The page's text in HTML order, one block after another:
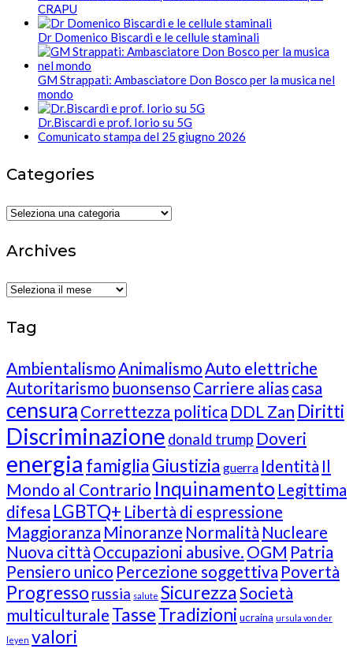
CRAPU
Dr Domenico Biscardi e le cellule staminali
GM Strappati: Ambasciatore Don Bosco per la musica nel
mondo
Dr.Biscardi e prof. Iorio su 5G
Comunicato stampa del 25 giugno 2026
Categories
Categories
Archives
Archives
Tag
Ambientalismo Animalismo Auto elettriche
Autoritarismo buonsenso Carriere alias casa
censura Correttezza politica DDL Zan Diritti
Discriminazione donald trump Doveri
energia famigliaGiustizia guerra Identità Il
Mondo al Contrario Inquinamento Legittima
difesa LGBTQ+ Libertà di espressione
Maggioranza Minoranze Normalità Nucleare
Nuova città Occupazioni abusive. OGM Patria
Pensiero unico Percezione soggettiva Povertà
Progresso russia salute SicurezzaSocietà
multiculturale TasseTradizioni ucraina ursula von der
leyen valori